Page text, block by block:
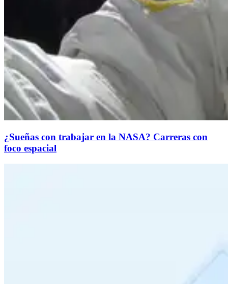
¿Sueñas con trabajar en la NASA? Carreras con
foco espacial